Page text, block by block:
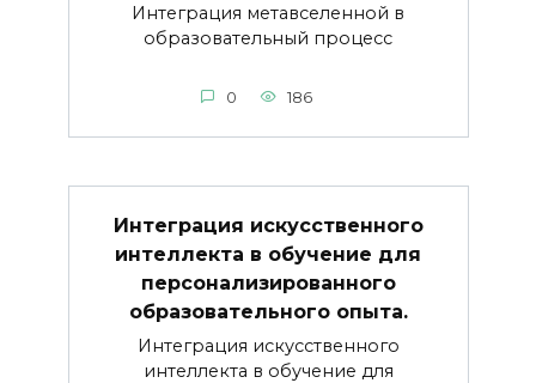
Интеграция метавселенной в
образовательный процесс
0 186
Интеграция искусственного
интеллекта в обучение для
персонализированного
образовательного опыта.
Интеграция искусственного
интеллекта в обучение для